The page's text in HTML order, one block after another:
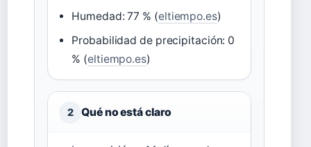
Humedad: 77 % (eltiempo.es)
Probabilidad de precipitación: 0
% (eltiempo.es)
2 Qué no está claro